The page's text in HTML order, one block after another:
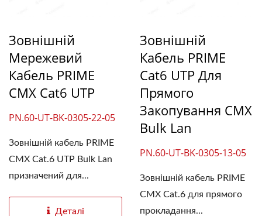
Зовнішній
Мережевий
Кабель PRIME
CMX Cat6 UTP
PN.60-UT-BK-0305-22-05
Зовнішній кабель PRIME
CMX Cat.6 UTP Bulk Lan
призначений для...
Деталі
Зовнішній
Кабель PRIME
Cat6 UTP Для
Прямого
Закопування CMX
Bulk Lan
PN.60-UT-BK-0305-13-05
Зовнішній кабель PRIME
CMX Cat.6 для прямого
прокладання...